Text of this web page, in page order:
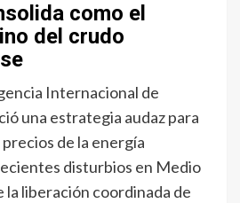
como el
del crudo
Internacional de
una estrategia audaz para
de la energía
disturbios en Medio
la liberación coordinada de